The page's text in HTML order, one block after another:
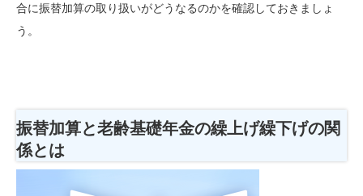
合に振替加算の取り扱いがどうなるのかを確認しておきましょ
う。
振替加算と老齢基礎年金の繰上げ繰下げの関
係とは